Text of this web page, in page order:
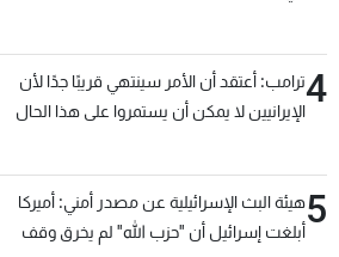
4ترامب: أعتقد أن الأمر سينتهي قريبًا جدًا لأن
الإيرانيين لا يمكن أن يستمروا على هذا الحال
5هيئة البث الإسرائيلية عن مصدر أمني: أميركا
أبلغت إسرائيل أن "حزب الله" لم يخرق وقف